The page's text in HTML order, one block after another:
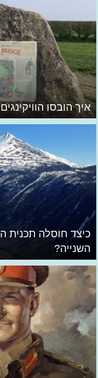
איך הובסו
כיצד חוסלה תכנית
השנייה?